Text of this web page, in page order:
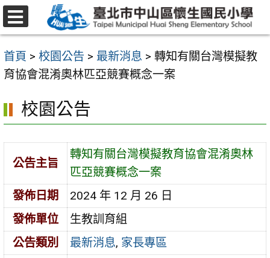
跳
至
要
內
區
首頁 > 校園公告 > 最新消息 > 轉知有關台灣模擬教
育協會混淆奧林匹亞競賽概念一案
校園公告
公告主旨
轉知有關台灣模擬教育協會混淆奧林
匹亞競賽概念一案
發佈日期
2024 年 12 月 26 日
發佈單位
生教訓育組
公告類別
最新消息, 家長專區
選
單